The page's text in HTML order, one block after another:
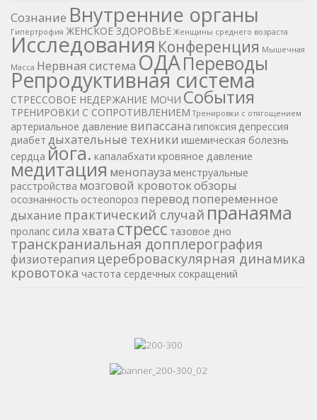
Cознание Внутренние органы
Гипертрофия ЖЕНСКОЕ ЗДОРОВЬЕ Женщины среднего возраста
ИсследованияКонференция Мышечная
Масса Нервная система ОДАПереводы
Репродуктивная система
СТРЕССОВОЕ НЕДЕРЖАНИЕ МОЧИ События
ТРЕНИРОВКИ С СОПРОТИВЛЕНИЕМ Тренировки с отягощением
артериальное давление випассана гипоксия депрессия
диабет дыхательные техники ишемическая болезнь
сердца йога. капалабхати кровяное давление
медитация менопауза менструальные
расстройства мозговой кровотокобзоры
осознанность остеопороз перевод попеременное
дыхание практический случай пранаяма
пролапссила хвата стресс тазовое дно
транскраниальная допплерография
физиотерапия цереброваскулярная динамика
кровотока частота сердечных сокращений